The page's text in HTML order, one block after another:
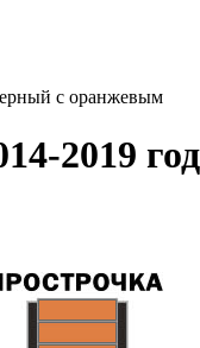
с оранжевым
2019